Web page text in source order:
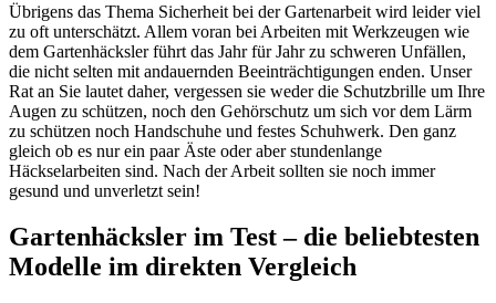
Übrigens das Thema Sicherheit bei der Gartenarbeit wird leider viel
zu oft unterschätzt. Allem voran bei Arbeiten mit Werkzeugen wie
dem Gartenhäcksler führt das Jahr für Jahr zu schweren Unfällen,
die nicht selten mit andauernden Beeinträchtigungen enden. Unser
Rat an Sie lautet daher, vergessen sie weder die Schutzbrille um Ihre
Augen zu schützen, noch den Gehörschutz um sich vor dem Lärm
zu schützen noch Handschuhe und festes Schuhwerk. Den ganz
gleich ob es nur ein paar Äste oder aber stundenlange
Häckselarbeiten sind. Nach der Arbeit sollten sie noch immer
gesund und unverletzt sein!
Gartenhäcksler im Test – die beliebtesten
Modelle im direkten Vergleich